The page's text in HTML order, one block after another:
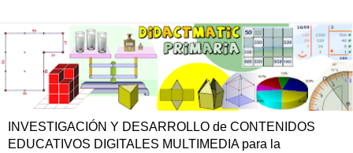
INVESTIGACIÓN Y DESARROLLO de CONTENIDOS
EDUCATIVOS DIGITALES MULTIMEDIA para la